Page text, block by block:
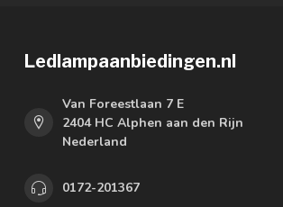
Ledlampaanbiedingen.nl
Van Foreestlaan 7 E
2404 HC Alphen aan den Rijn
Nederland
0172-201367